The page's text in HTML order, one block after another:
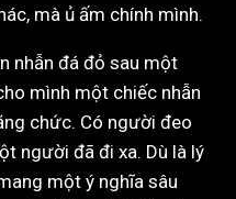
mà ủ ấm chính mình.
nhẫn đá đỏ sau một
mình một chiếc nhẫn
chức. Có người đeo
người đã đi xa. Dù là lý
một ý nghĩa sâu